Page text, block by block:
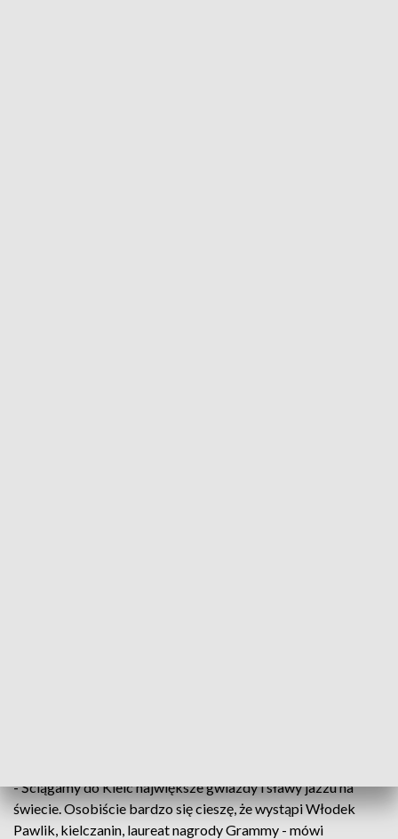
- Ściągamy do Kielc największe gwiazdy i sławy jazzu na
świecie. Osobiście bardzo się cieszę, że wystąpi Włodek
Pawlik, kielczanin, laureat nagrody Grammy - mówi